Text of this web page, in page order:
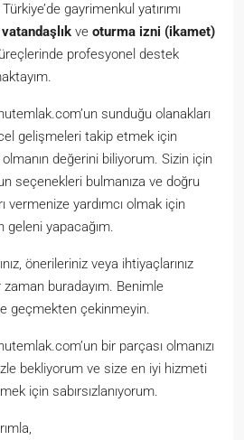
gayrimenkul yatırımı
vatandaşlık ve oturma izni (ikamet)
profesyonel destek
sunduğu olanakları
gelişmeleri takip etmek için
değerini biliyorum. Sizin için
seçenekleri bulmanıza ve doğru
vermenize yardımcı olmak için
geleni yapacağım.
önerileriniz veya ihtiyaçlarınız
zaman buradayım. Benimle
geçmekten çekinmeyin.
bir parçası olmanızı
bekliyorum ve size en iyi hizmeti
için sabırsızlanıyorum.